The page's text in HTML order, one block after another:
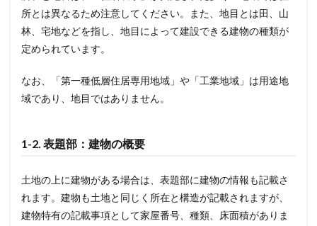
所とは異なるため注意してください。また、地目とは田、山
林、宅地などを指し、地目によって建設できる建物の種類が
定められています。
なお、「第一種低層住居専用地域」や「工業地域」は用途地
域であり、地目ではありません。
1-2. 表題部：建物の概要
土地の上に建物がある場合は、表題部に建物の情報も記載さ
れます。建物も土地と同じく所在と構造が記載されますが、
建物特有の記載事項として家屋番号、種類、床面積がありま